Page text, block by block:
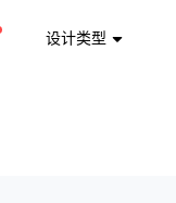
设计类型